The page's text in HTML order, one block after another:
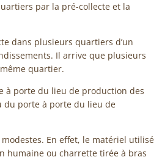
par la pré-collecte et la
dans plusieurs quartiers d’un
Il arrive que plusieurs
quartier.
à porte du lieu de production des
du porte à porte du lieu de
En effet, le matériel utilisé
humaine ou charrette tirée à bras